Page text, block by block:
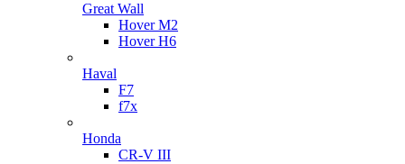
Great Wall
Hover M2
Hover H6
Haval
F7
f7x
Honda
CR-V III